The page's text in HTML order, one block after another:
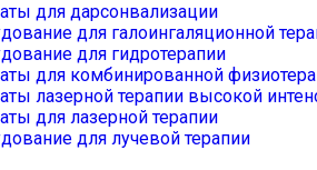
для дарсонвализации
для галоингаляционной
для гидротерапии
для комбинированной
лазерной терапии высокой
для лазерной терапии
для лучевой терапии